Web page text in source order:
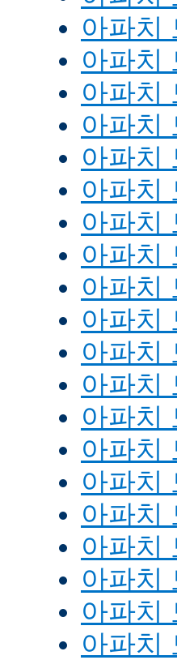
아파치
아파치
아파치
아파치
아파치
아파치
아파치
아파치
아파치
아파치
아파치
아파치
아파치
아파치
아파치
아파치
아파치
아파치
아파치
아파치